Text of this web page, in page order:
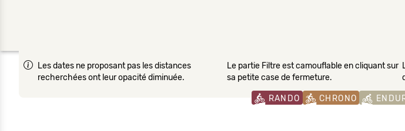
Les dates ne proposant pas les distances
recherchées ont leur opacité diminuée.
Le partie Filtre est camouflable en cliquant sur
sa petite case de fermeture.
RANDO CHRONO